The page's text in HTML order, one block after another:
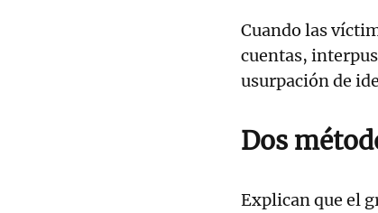
Cuando las
cuentas,
usurpación de
Dos
Explican que el